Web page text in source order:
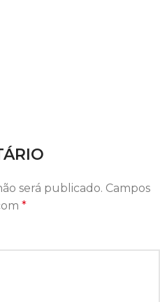
será publicado. Campos
*